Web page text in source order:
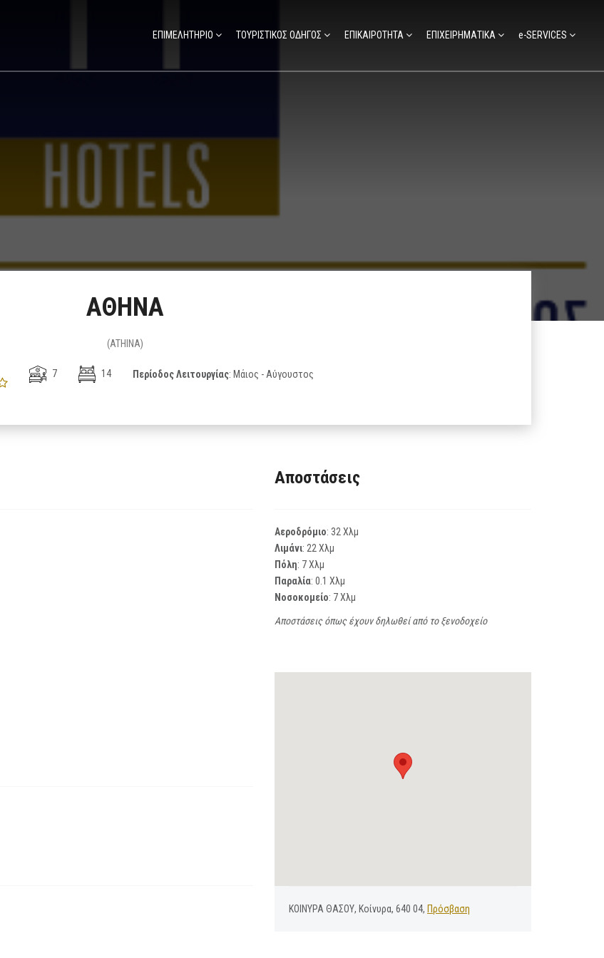
ΕΠΙΜΕΛΗΤΗΡΙΟ ΤΟΥΡΙΣΤΙΚΟΣ ΟΔΗΓΟΣ ΕΠΙΚΑΙΡΟΤΗΤΑ ΕΠΙΧΕΙΡΗΜΑΤΙΚΑ e-SERVICES
ΑΘΗΝΑ
(ATHINA)
7
14 Περίοδος Λειτουργίας: Μάιος - Αύγουστος
Αποστάσεις
Αεροδρόμιο: 32 Χλμ
Λιμάνι: 22 Χλμ
Πόλη: 7 Χλμ
Παραλία: 0.1 Χλμ
Νοσοκομείο: 7 Χλμ
Αποστάσεις όπως έχουν δηλωθεί από το ξενοδοχείο
ΚΟΙΝΥΡΑ ΘΑΣΟΥ, Κοίνυρα, 640 04, Πρόσβαση